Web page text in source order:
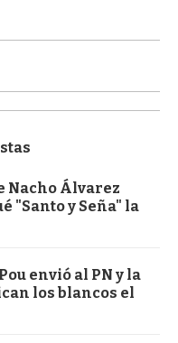
Nacho Álvarez
"Santo y Seña" la
envió al PN y la
los blancos el